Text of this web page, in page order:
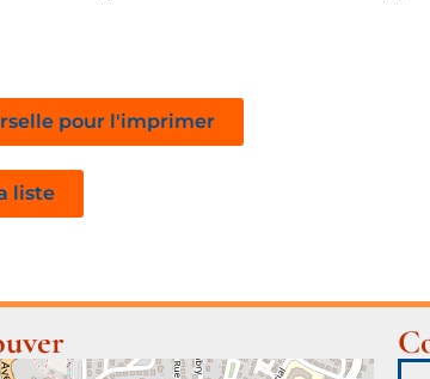
pour l'imprimer
liste